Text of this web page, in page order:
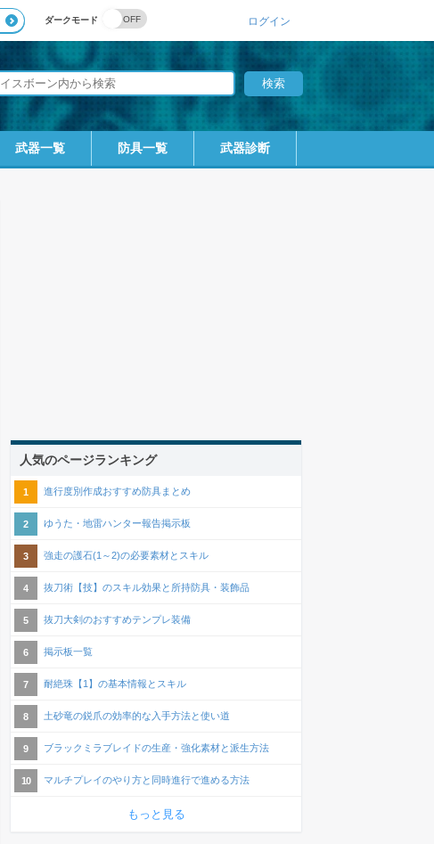
ダークモード ログイン
武器一覧 防具一覧 武器診断
人気のページランキング
進行度別作成おすすめ防具まとめ
ゆうた・地雷ハンター報告掲示板
強走の護石(1～2)の必要素材とスキル
抜刀術【技】のスキル効果と所持防具・装飾品
抜刀大剣のおすすめテンプレ装備
掲示板一覧
耐絶珠【1】の基本情報とスキル
土砂竜の鋭爪の効率的な入手方法と使い道
ブラックミラブレイドの生産・強化素材と派生方法
マルチプレイのやり方と同時進行で進める方法
もっと見る